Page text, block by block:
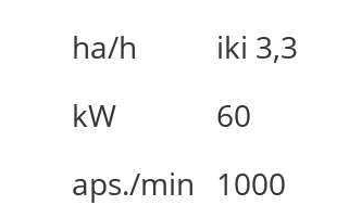
ha/h iki 3,3
kW 60
aps./min 1000